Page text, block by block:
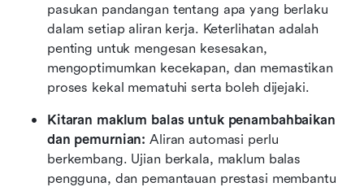
pasukan pandangan tentang apa yang berlaku
dalam setiap aliran kerja. Keterlihatan adalah
penting untuk mengesan kesesakan,
mengoptimumkan kecekapan, dan memastikan
proses kekal mematuhi serta boleh dijejaki.
Kitaran maklum balas untuk penambahbaikan
dan pemurnian: Aliran automasi perlu
berkembang. Ujian berkala, maklum balas
pengguna, dan pemantauan prestasi membantu